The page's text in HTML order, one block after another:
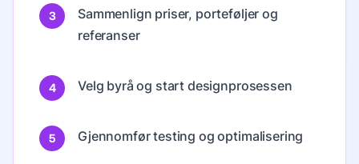
3
Sammenlign priser, porteføljer og
referanser
4 Velg byrå og start designprosessen
5 Gjennomfør testing og optimalisering